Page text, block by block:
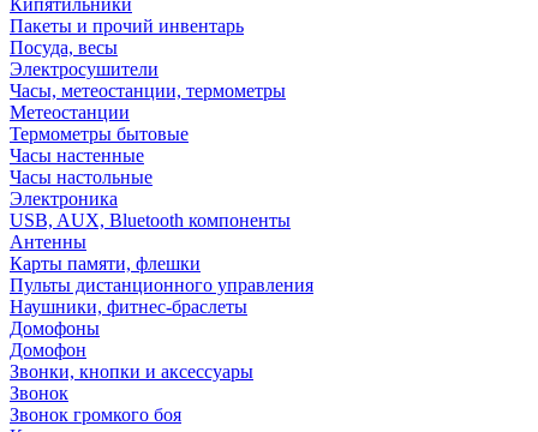
Кипятильники
Пакеты и прочий инвентарь
Посуда, весы
Электросушители
Часы, метеостанции, термометры
Метеостанции
Термометры бытовые
Часы настенные
Часы настольные
Электроника
USB, AUX, Bluetooth компоненты
Антенны
Карты памяти, флешки
Пульты дистанционного управления
Наушники, фитнес-браслеты
Домофоны
Домофон
Звонки, кнопки и аксессуары
Звонок
Звонок громкого боя